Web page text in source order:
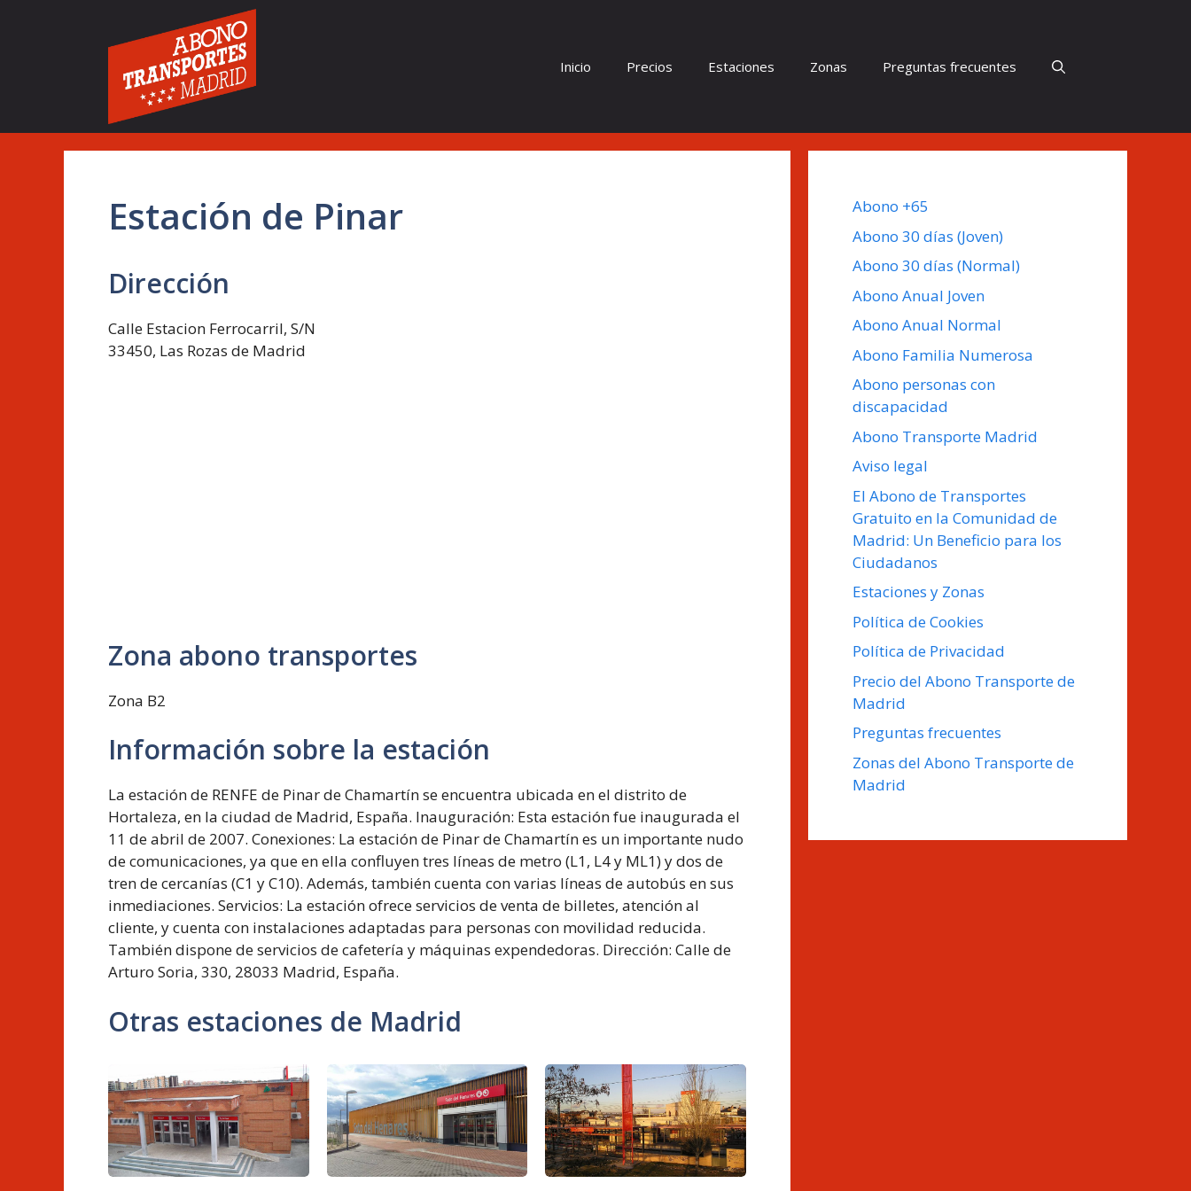
Inicio Precios Estaciones Zonas Preguntas frecuentes
Estación de Pinar
Dirección
Calle Estacion Ferrocarril, S/N
33450, Las Rozas de Madrid
Zona abono transportes
Zona B2
Información sobre la estación
La estación de RENFE de Pinar de Chamartín se encuentra ubicada en el distrito de
Hortaleza, en la ciudad de Madrid, España. Inauguración: Esta estación fue inaugurada el
11 de abril de 2007. Conexiones: La estación de Pinar de Chamartín es un importante nudo
de comunicaciones, ya que en ella confluyen tres líneas de metro (L1, L4 y ML1) y dos de
tren de cercanías (C1 y C10). Además, también cuenta con varias líneas de autobús en sus
inmediaciones. Servicios: La estación ofrece servicios de venta de billetes, atención al
cliente, y cuenta con instalaciones adaptadas para personas con movilidad reducida.
También dispone de servicios de cafetería y máquinas expendedoras. Dirección: Calle de
Arturo Soria, 330, 28033 Madrid, España.
Otras estaciones de Madrid
de
Móstoles
Estación
de
Soto
del
Henares
Estación
Las
Matas
Abono +65
Abono 30 días (Joven)
Abono 30 días (Normal)
Abono Anual Joven
Abono Anual Normal
Abono Familia Numerosa
Abono personas con
discapacidad
Abono Transporte Madrid
Aviso legal
El Abono de Transportes
Gratuito en la Comunidad de
Madrid: Un Beneficio para los
Ciudadanos
Estaciones y Zonas
Política de Cookies
Política de Privacidad
Precio del Abono Transporte de
Madrid
Preguntas frecuentes
Zonas del Abono Transporte de
Madrid